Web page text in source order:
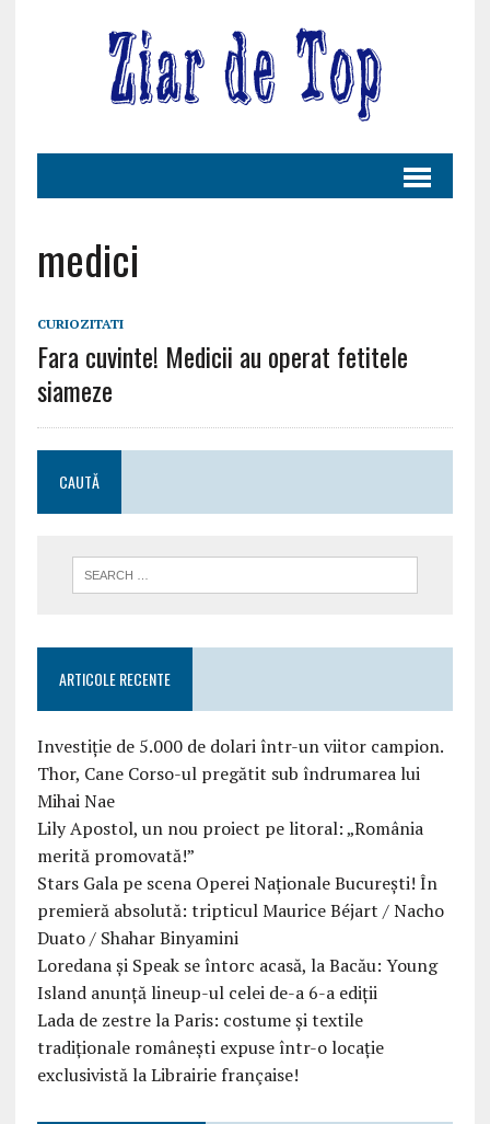
medici
CURIOZITATI
Fara cuvinte! Medicii au operat fetitele
siameze
CAUTĂ
ARTICOLE RECENTE
Investiție de 5.000 de dolari într-un viitor campion.
Thor, Cane Corso-ul pregătit sub îndrumarea lui
Mihai Nae
Lily Apostol, un nou proiect pe litoral: „România
merită promovată!”
Stars Gala pe scena Operei Naționale București! În
premieră absolută: tripticul Maurice Béjart / Nacho
Duato / Shahar Binyamini
Loredana și Speak se întorc acasă, la Bacău: Young
Island anunță lineup-ul celei de-a 6-a ediții
Lada de zestre la Paris: costume și textile
tradiționale românești expuse într-o locație
exclusivistă la Librairie française!